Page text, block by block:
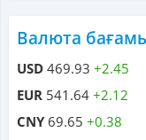
Валюта
USD 469.93 +2.45
EUR 541.64 +2.12
CNY69.65 +0.38